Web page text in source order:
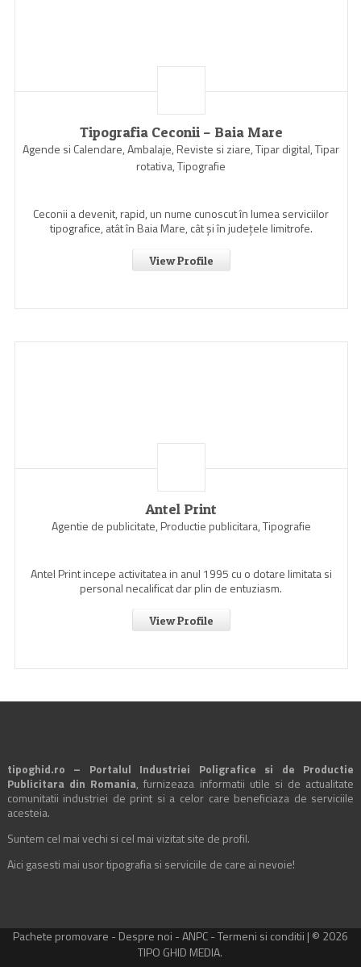
Tipografia Ceconii – Baia Mare
Agende si Calendare, Ambalaje, Reviste si ziare, Tipar digital, Tipar
rotativa, Tipografie
Ceconii a devenit, rapid, un nume cunoscut în lumea serviciilor
tipografice, atât în Baia Mare, cât şi în judeţele limitrofe.
View Profile
Antel Print
Agentie de publicitate, Productie publicitara, Tipografie
Antel Print incepe activitatea in anul 1995 cu o dotare limitata si
personal necalificat dar plin de entuziasm.
View Profile
tipoghid.ro – Portalul Industriei Poligrafice si de Productie
Publicitara din Romania, furnizeaza informatii utile si de actualitate
comunitatii industriei de print si a celor care beneficiaza de serviciile
acesteia.
Suntem cel mai vechi si cel mai vizitat site de profil.
Aici gasesti mai usor tipografia si serviciile de care ai nevoie!
Pachete promovare - Despre noi -ANPC-Termeni si conditii | © 2026
TIPO GHID MEDIA.